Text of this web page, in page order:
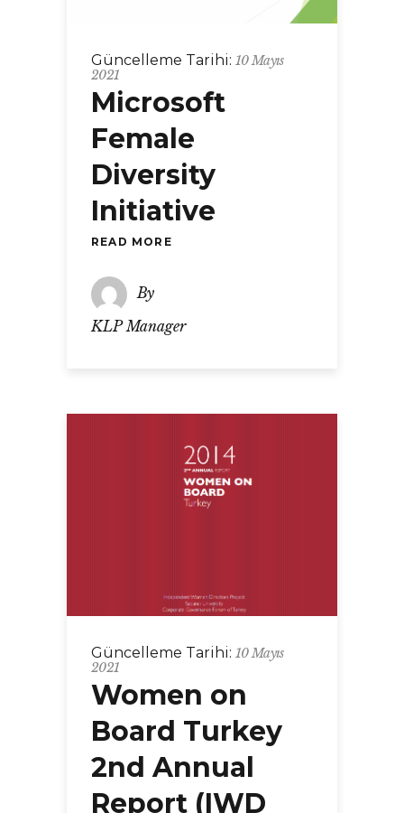
Güncelleme Tarihi: 10 Mayıs
2021
Microsoft
Female
Diversity
Initiative
READ MORE
By
KLP Manager
Güncelleme Tarihi: 10 Mayıs
2021
Women on
Board Turkey
2nd Annual
Report (IWD